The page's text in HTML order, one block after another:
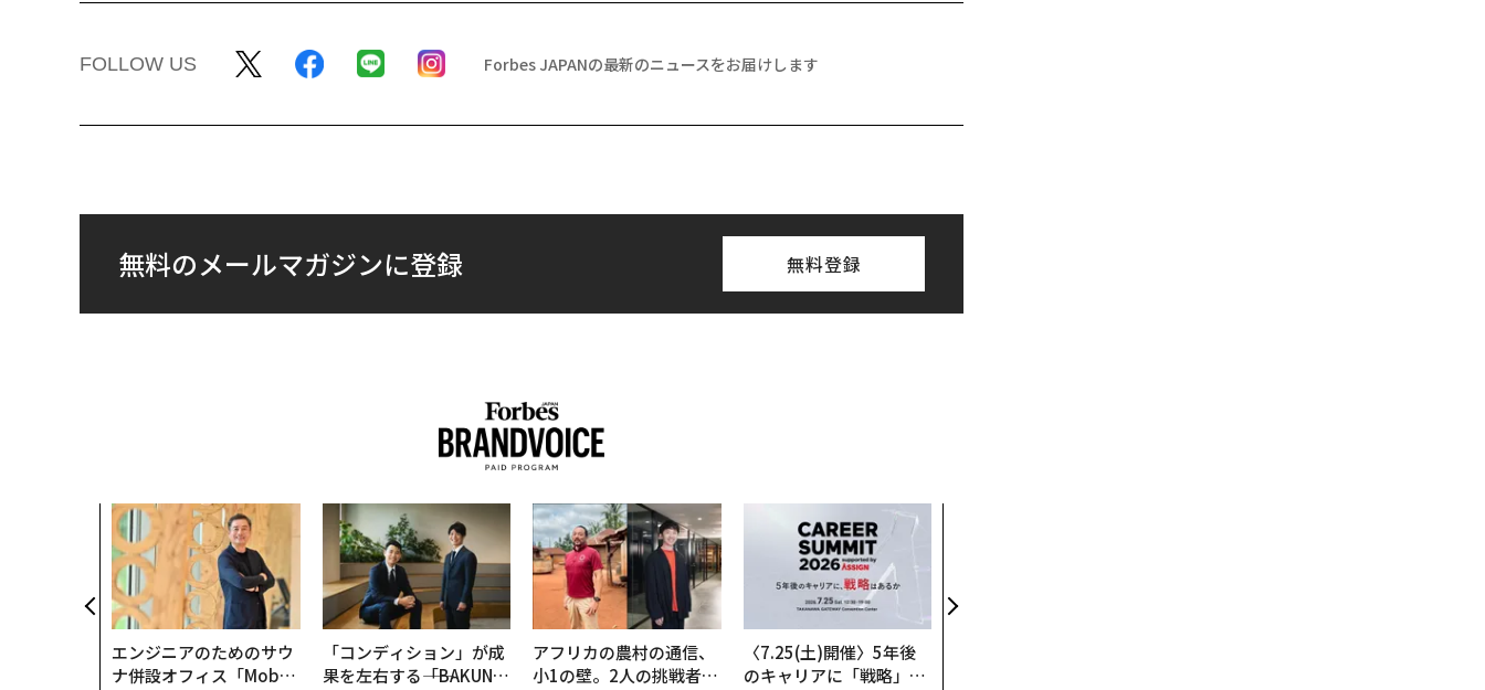
FOLLOW US Forbes JAPANの最新のニュースをお届けします
無料のメールマガジンに登録 無料登録
エンジニアのためのサウ
ナ併設オフィス「Mobiu
「コンディション」が成
果を左右する――「BAKUN
アフリカの農村の通信、
小1の壁。2人の挑戦者が
〈7.25(土)開催〉5年後
のキャリアに「戦略」は
（前編）